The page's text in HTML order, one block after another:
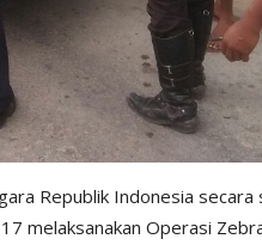
Republik Indonesia
melaksanakan Operasi